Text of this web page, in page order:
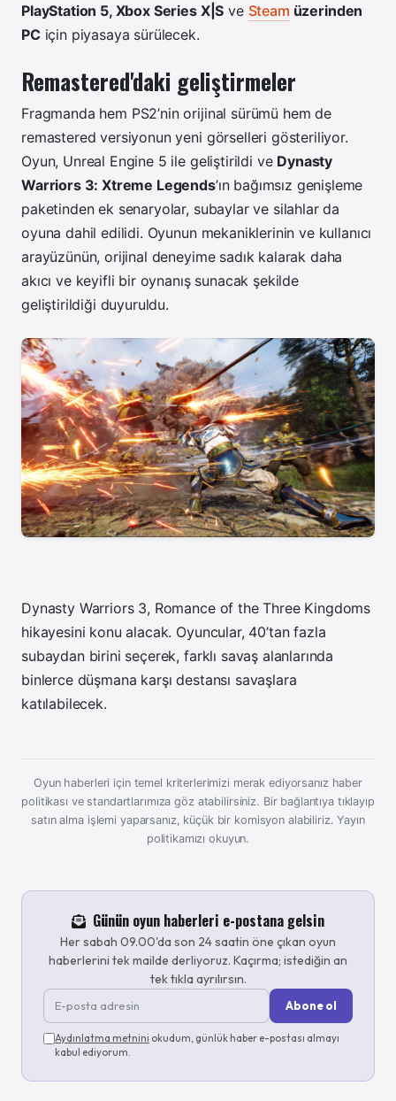
PlayStation 5, Xbox Series X|S ve Steam üzerinden
PCiçin piyasaya sürülecek.
Remastered'daki geliştirmeler
Fragmanda hem PS2’nin orijinal sürümü hem de
remastered versiyonun yeni görselleri gösteriliyor.
Oyun, Unreal Engine 5 ile geliştirildi ve Dynasty
Warriors 3: Xtreme Legends’ın bağımsız genişleme
paketinden ek senaryolar, subaylar ve silahlar da
oyuna dahil edilidi. Oyunun mekaniklerinin ve kullanıcı
arayüzünün, orijinal deneyime sadık kalarak daha
akıcı ve keyifli bir oynanış sunacak şekilde
geliştirildiği duyuruldu.
Dynasty Warriors 3, Romance of the Three Kingdoms
hikayesini konu alacak. Oyuncular, 40’tan fazla
subaydan birini seçerek, farklı savaş alanlarında
binlerce düşmana karşı destansı savaşlara
katılabilecek.
Oyun haberleri için temel kriterlerimizi merak ediyorsanız haber
politikası ve standartlarımıza göz atabilirsiniz. Bir bağlantıya tıklayıp
satın alma işlemi yaparsanız, küçük bir komisyon alabiliriz.Yayın
politikamızı okuyun.
Günün oyun haberleri e-postana gelsin
Her sabah 09.00'da son 24 saatin öne çıkan oyun
haberlerini tek mailde derliyoruz. Kaçırma; istediğin an
tek tıkla ayrılırsın.
Abone ol
Aydınlatma metnini okudum, günlük haber e-postası almayı
kabul ediyorum.